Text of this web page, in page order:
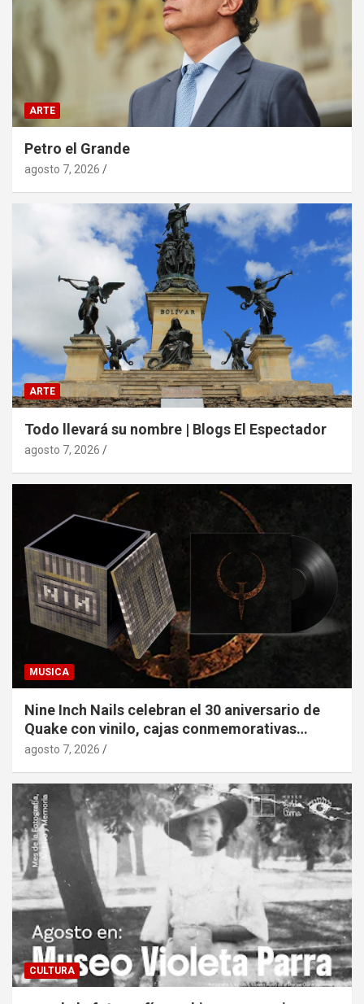
ARTE
Petro el Grande
agosto 7, 2026
ARTE
Todo llevará su nombre | Blogs El Espectador
agosto 7, 2026
MUSICA
Nine Inch Nails celebran el 30 aniversario de
Quake con vinilo, cajas conmemorativas…
agosto 7, 2026
CULTURA